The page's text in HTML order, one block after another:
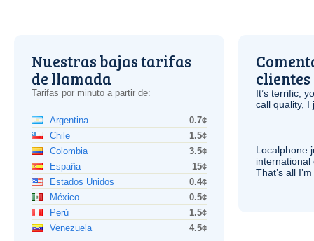
Nuestras bajas tarifas
de llamada
Tarifas por minuto a partir de:
Argentina
0.7¢
Chile
1.5¢
Colombia
3.5¢
España
15¢
Estados Unidos
0.4¢
México
0.5¢
Perú
1.5¢
Venezuela
4.5¢
clientes
It’s terrific,
call quality, I
Localphone
international
That’s all